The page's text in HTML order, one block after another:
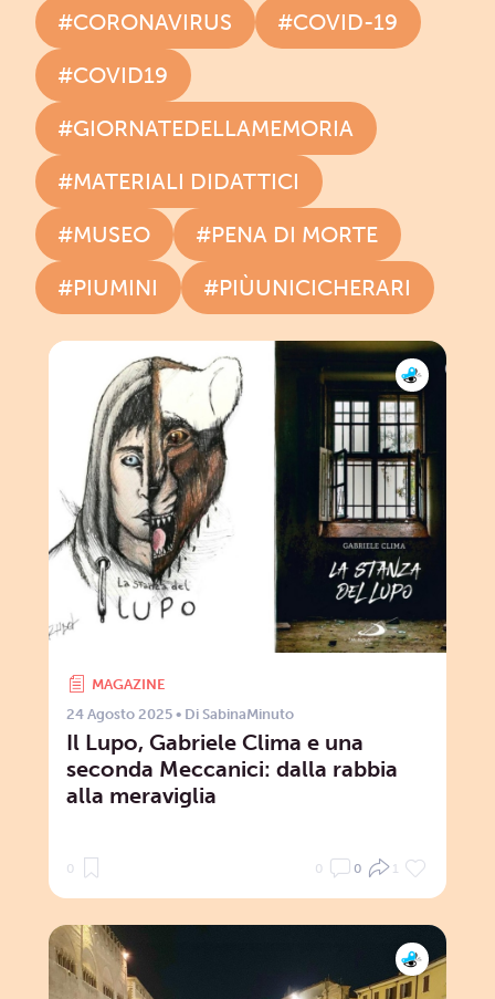
MAGAZINE
24 Agosto 2025 • Di SabinaMinuto
Il Lupo, Gabriele Clima e una
seconda Meccanici: dalla rabbia
alla meraviglia
0 0 0 1
#CORONAVIRUS
#COVID-19
#COVID19
#GIORNATEDELLAMEMORIA
#MATERIALI DIDATTICI
#MUSEO
#PENA DI MORTE
#PIUMINI
#PIÙUNICICHERARI